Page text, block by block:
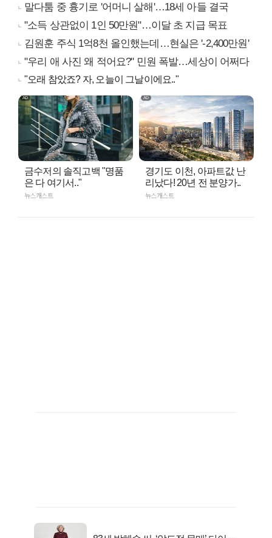
말다툼 중 흉기로 '어머니 살해'…18세 아들 결국
"소득 상관없이 1인 50만원"…이달 초 지급 목표
김원훈 주식 1억8천 올인했는데…현실은 '-2,400만원'
"우리 애 사진 왜 적어요?" 민원 폭발…세상이 어쩌다
"오래 참았죠? 자, 오늘이 그날이에요.."
금수저의 솔직고백 "명품
은 다 여기서.."
뉴스캐스트
경기도 이천, 아파트값 난
리났다! 20년 전 분양가..
뉴스캐스트